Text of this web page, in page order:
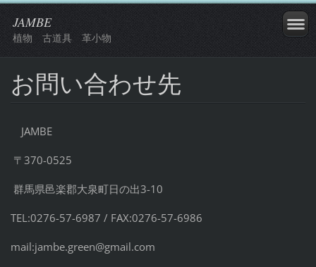
JAMBE
植物 古道具 革小物
お問い合わせ先
JAMBE
〒370-0525
群馬県邑楽郡大泉町日の出3-10
TEL:0276-57-6987 / FAX:0276-57-6986
mail:jambe.green@gmail.com